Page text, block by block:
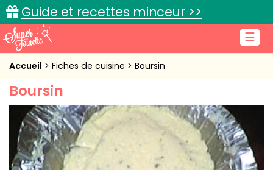
☰
Guide et recettes minceur >>
Accueil
Recettes de cuisine
Cuisine pratique
L'actu cuisine
Accueil Fiches de cuisine Boursin
Boursin